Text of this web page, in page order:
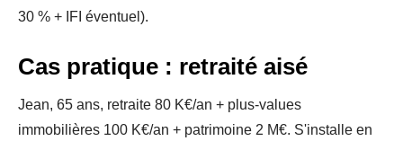
30 % + IFI éventuel).
Cas pratique : retraité aisé
Jean, 65 ans, retraite 80 K€/an + plus-values
immobilières 100 K€/an + patrimoine 2 M€. S'installe en